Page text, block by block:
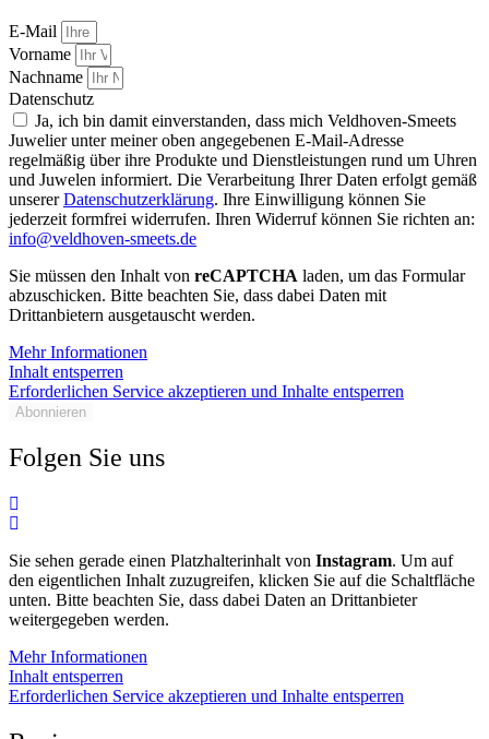
E-Mail
Vorname
Nachname
Datenschutz
Ja, ich bin damit einverstanden, dass mich Veldhoven-Smeets
Juwelier unter meiner oben angegebenen E-Mail-Adresse
regelmäßig über ihre Produkte und Dienstleistungen rund um Uhren
und Juwelen informiert. Die Verarbeitung Ihrer Daten erfolgt gemäß
unsererDatenschutzerklärung. Ihre Einwilligung können Sie
jederzeit formfrei widerrufen. Ihren Widerruf können Sie richten an:
info@veldhoven-smeets.de
Sie müssen den Inhalt von reCAPTCHA laden, um das Formular
abzuschicken. Bitte beachten Sie, dass dabei Daten mit
Drittanbietern ausgetauscht werden.
Mehr Informationen
Inhalt entsperren
Erforderlichen Service akzeptieren und Inhalte entsperren
Abonnieren
Folgen Sie uns
Sie sehen gerade einen Platzhalterinhalt von Instagram. Um auf
den eigentlichen Inhalt zuzugreifen, klicken Sie auf die Schaltfläche
unten. Bitte beachten Sie, dass dabei Daten an Drittanbieter
weitergegeben werden.
Mehr Informationen
Inhalt entsperren
Erforderlichen Service akzeptieren und Inhalte entsperren